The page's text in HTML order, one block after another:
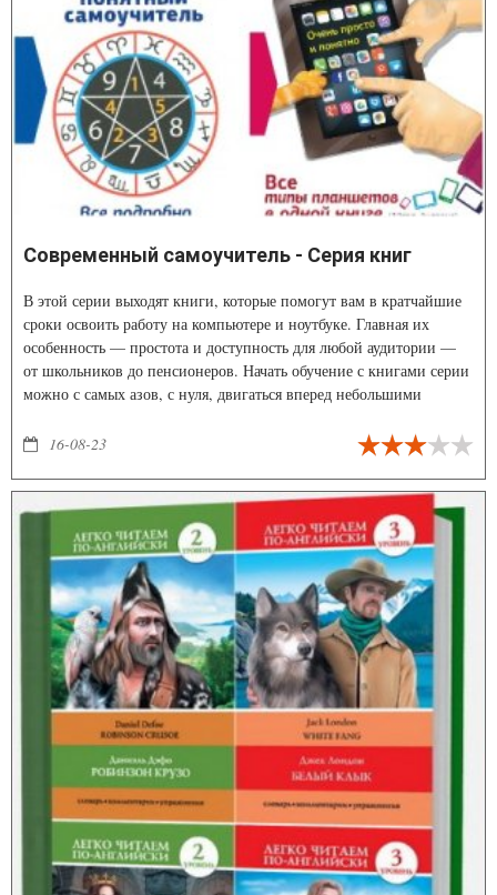
Современный самоучитель - Серия книг
В этой серии выходят книги, которые помогут вам в кратчайшие
сроки освоить работу на компьютере и ноутбуке. Главная их
особенность — простота и доступность для любой аудитории —
от школьников до пенсионеров. Начать обучение с книгами серии
можно с самых азов, с нуля, двигаться вперед небольшими
закончить обучение уверенным пользователем компьютера.
16-08-23